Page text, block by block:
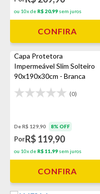
ou 10x de R$ 20,99 sem juros
CONFIRA
Capa Protetora
Impermeável Slim Solteiro
90x190x30cm - Branca
(0)
De R$ 129,90 8% OFF
PorR$ 119,90
ou 10x de R$ 11,99 sem juros
CONFIRA